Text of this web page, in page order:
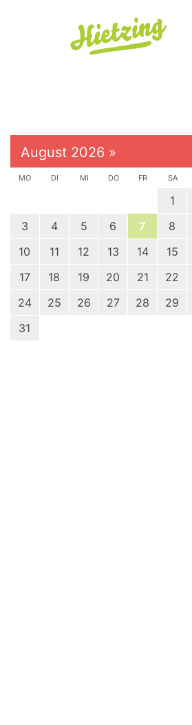
August 2026 »
MO DI MI DO FR SA
1
3
4 5 6 7 8
10
11 12 13 14 15
17
18 19 20 21 22
24
25 26 27 28 29
31